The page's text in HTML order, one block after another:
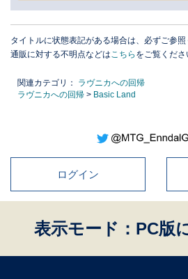
タイトルに状態表記がある場合は、必ずご参照
通販に対する不明点などは こちら をご覧くださ
関連カテゴリ：
ラヴニカへの回帰
ラヴニカへの回帰 > Basic Land
ログイン
表示モード：PC版